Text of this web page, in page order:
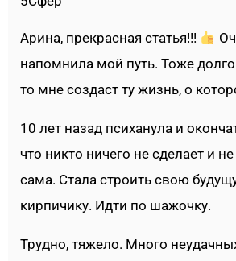
Арина, прекрасная статья!!!
напомнила мой путь. Тоже
то мне создаст ту жизнь, о
10 лет назад психанула и
что никто ничего не сделает и
сама. Стала строить свою
кирпичику. Идти по шажочку.
Трудно, тяжело. Много